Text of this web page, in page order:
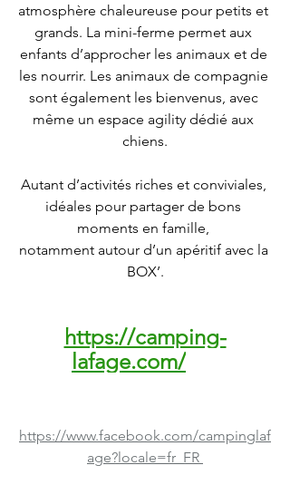
atmosphère chaleureuse pour petits et
grands. La mini-ferme permet aux
enfants d’approcher les animaux et de
les nourrir. Les animaux de compagnie
sont également les bienvenus, avec
même un espace agility dédié aux
chiens.
Autant d’activités riches et conviviales,
idéales pour partager de bons
moments en famille,
notamment autour d’un apéritif avec la
BOX’.
https://camping-
lafage.com/
https://www.facebook.com/campinglaf
age?locale=fr_FR